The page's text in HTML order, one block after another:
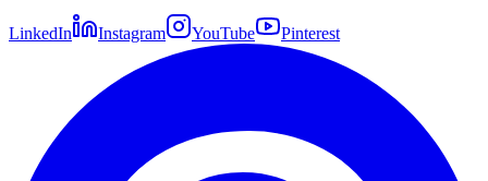
LinkedIn Instagram YouTube Pinterest